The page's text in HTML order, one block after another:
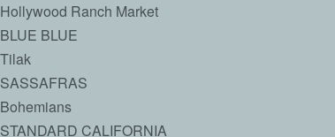
Hollywood Ranch Market
BLUE BLUE
Tilak
SASSAFRAS
Bohemians
STANDARD CALIFORNIA